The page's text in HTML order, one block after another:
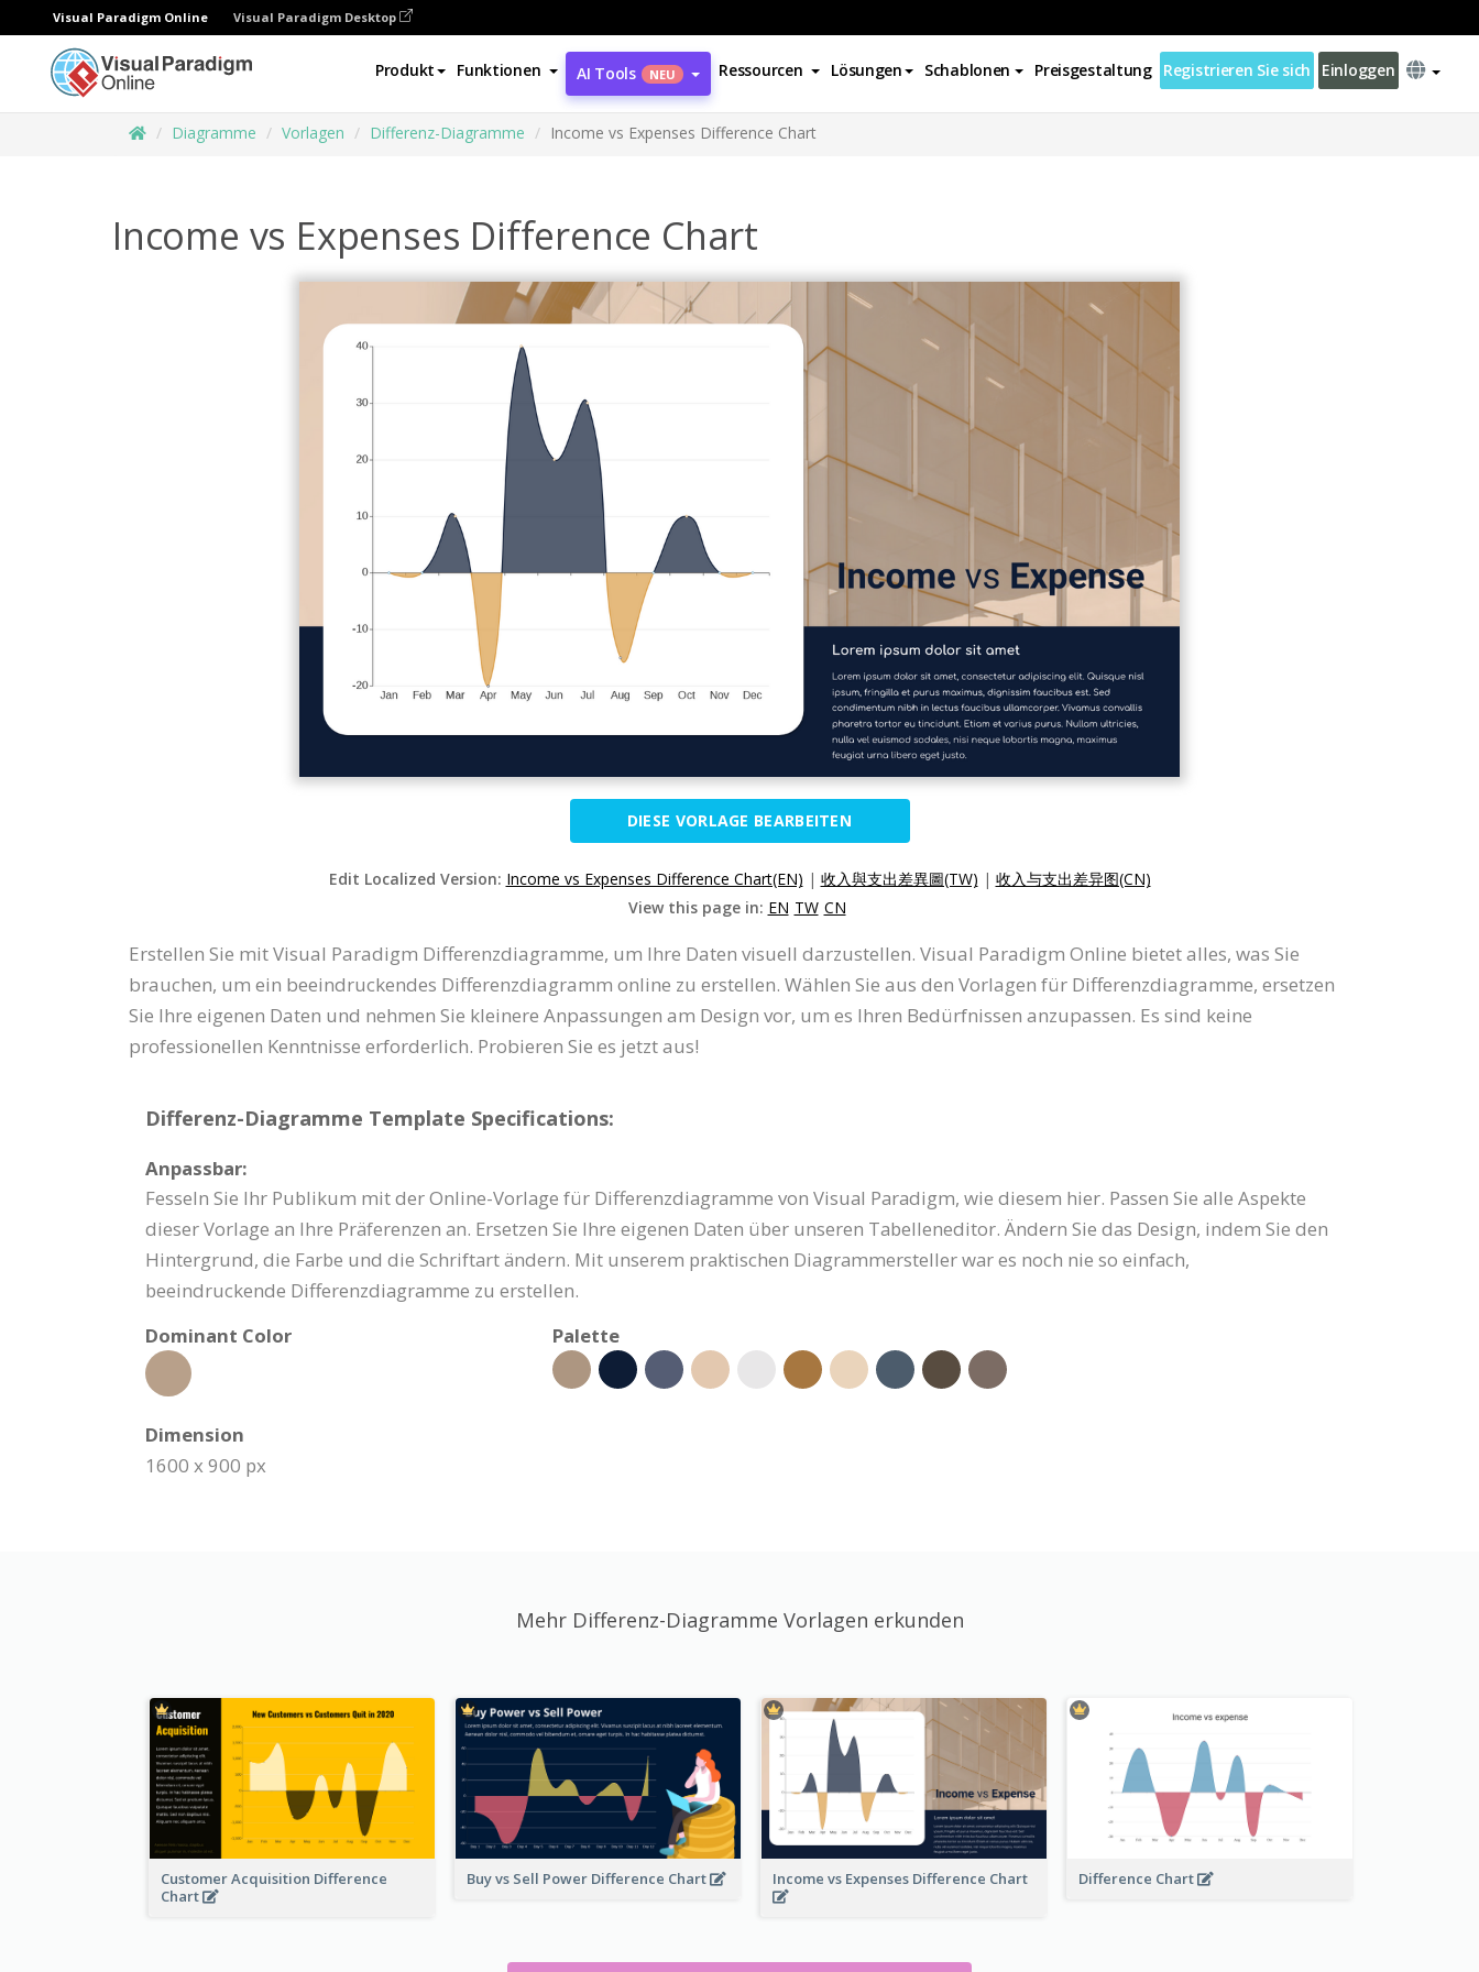
Visual Paradigm Online Visual Paradigm Desktop
Produkt Funktionen AI Tools NEU Ressourcen Lösungen Schablonen Preisgestaltung Registrieren Sie sich Einloggen
Diagramme Vorlagen Differenz-Diagramme Income vs Expenses Difference Chart
Income vs Expenses Difference Chart
DIESE VORLAGE BEARBEITEN
Edit Localized Version: Income vs Expenses Difference Chart(EN) | 收入與支出差異圖(TW) | 收入与支出差异图(CN)
View this page in: EN TW CN
Erstellen Sie mit Visual Paradigm Differenzdiagramme, um Ihre Daten visuell darzustellen. Visual Paradigm Online bietet alles, was Sie
brauchen, um ein beeindruckendes Differenzdiagramm online zu erstellen. Wählen Sie aus den Vorlagen für Differenzdiagramme, ersetzen
Sie Ihre eigenen Daten und nehmen Sie kleinere Anpassungen am Design vor, um es Ihren Bedürfnissen anzupassen. Es sind keine
professionellen Kenntnisse erforderlich. Probieren Sie es jetzt aus!
Differenz-Diagramme Template Specifications:
Anpassbar:
Fesseln Sie Ihr Publikum mit der Online-Vorlage für Differenzdiagramme von Visual Paradigm, wie diesem hier. Passen Sie alle Aspekte
dieser Vorlage an Ihre Präferenzen an. Ersetzen Sie Ihre eigenen Daten über unseren Tabelleneditor. Ändern Sie das Design, indem Sie den
Hintergrund, die Farbe und die Schriftart ändern. Mit unserem praktischen Diagrammersteller war es noch nie so einfach,
beeindruckende Differenzdiagramme zu erstellen.
Dominant Color
Palette
Dimension
1600 x 900 px
Mehr Differenz-Diagramme Vorlagen erkunden
Customer Acquisition Difference
Chart
Buy vs Sell Power Difference Chart Income vs Expenses Difference Chart Difference Chart